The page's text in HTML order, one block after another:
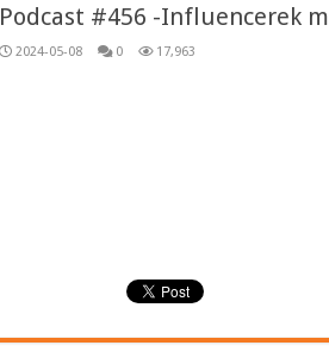
Podcast #456 -Influencerek
2024-05-08 0 17,963